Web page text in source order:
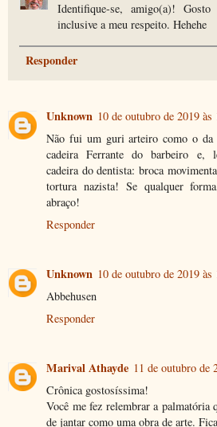
Identifique-se, amigo(a)!
inclusive a meu respeito. Hehehe
Responder
Unknown 10 de outubro de 2019 às
Não fui um guri arteiro como o da
cadeira Ferrante do barbeiro e,
cadeira do dentista: broca
tortura nazista! Se qualquer
abraço!
Responder
Unknown 10 de outubro de 2019 às
Abbehusen
Responder
Marival Athayde 11 de outubro de
Crônica gostosíssima!
Você me fez relembrar a palmatória
de jantar como uma obra de arte.